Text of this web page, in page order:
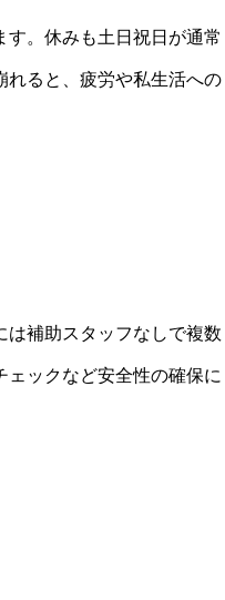
。休みも土日祝日が通常
れると、疲労や私生活への
は補助スタッフなしで複数
ックなど安全性の確保に